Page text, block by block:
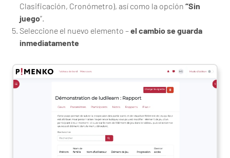
Clasificación, Cronómetro), así como la opción “Sin
juego“.
Seleccione el nuevo elemento –el cambio se guarda
inmediatamente